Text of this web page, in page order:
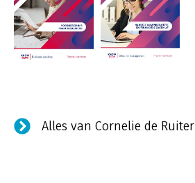
Alles van Cornelie de Ruiter